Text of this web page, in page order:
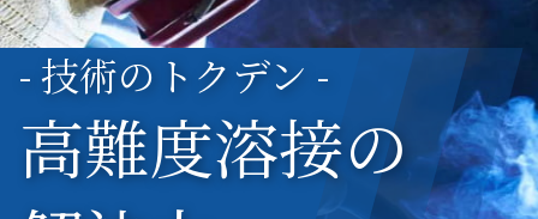
- 技術のトクデン -
高難度溶接の